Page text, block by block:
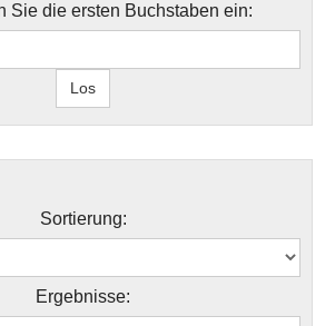
Sie die ersten Buchstaben ein:
Sortierung:
Ergebnisse: